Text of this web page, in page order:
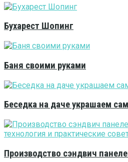
Бухарест Шопинг
Баня своими руками
Беседка на даче украшаем
Производство сэндвич